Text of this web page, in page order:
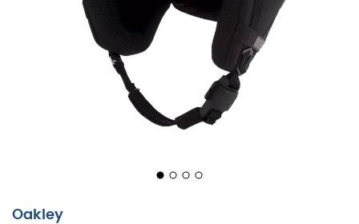
Oakley
, så att du kan njuta fullt ut av din skiddag
Mod 3
är också utrustad med ett
justerbart ventilationssystem
. Du kan enkelt låta varm
luft strömma ut eller stänga ventilationen för att hålla
huvudet torrt. Inga fler bekymmer om överhettning
under soliga dagar eller rysningar under kyligare dagar.
Slutligen erbjuder det integrerade
integrationen av en skidglasögon om du så önskar. Njut